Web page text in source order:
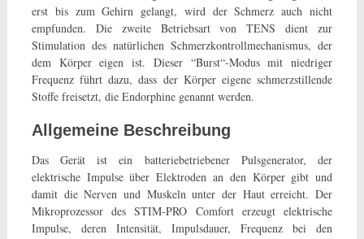
erst bis zum Gehirn gelangt, wird der Schmerz auch nicht
empfunden. Die zweite Betriebsart von TENS dient zur
Stimulation des natürlichen Schmerzkontrollmechanismus, der
dem Körper eigen ist. Dieser “Burst“-Modus mit niedriger
Frequenz führt dazu, dass der Körper eigene schmerzstillende
Stoffe freisetzt, die Endorphine genannt werden.
Allgemeine Beschreibung
Das Gerät ist ein batteriebetriebener Pulsgenerator, der
elektrische Impulse über Elektroden an den Körper gibt und
damit die Nerven und Muskeln unter der Haut erreicht. Der
Mikroprozessor des STIM-PRO Comfort erzeugt elektrische
Impulse, deren Intensität, Impulsdauer, Frequenz bei den